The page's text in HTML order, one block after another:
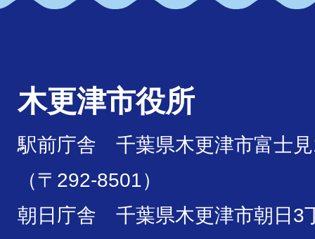
木更津市役所
駅前庁舎 千葉県木更津市富士
（〒292-8501）
朝日庁舎 千葉県木更津市朝日3